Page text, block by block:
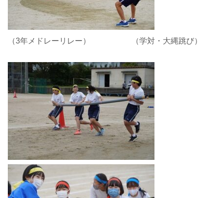
（3年メドレーリレー） （学対・大縄跳び）